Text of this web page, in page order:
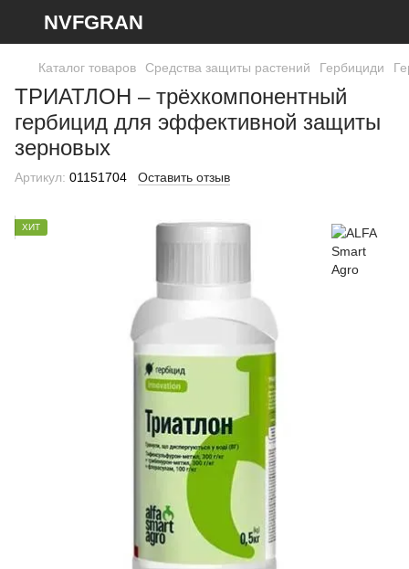
NVFGRAN
Каталог товаров Средства защиты растений Гербициди
ТРИАТЛОН – трёхкомпонентный
гербицид для эффективной защиты
зерновых
Артикул: 01151704 Оставить отзыв
ХИТ